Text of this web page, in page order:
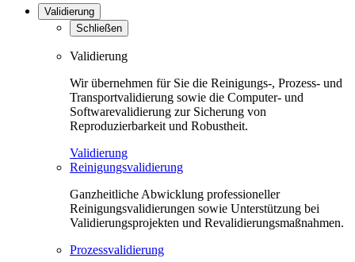
Validierung
Schließen
Validierung
Wir übernehmen für Sie die Reinigungs-, Prozess- und
Transportvalidierung sowie die Computer- und
Softwarevalidierung zur Sicherung von
Reproduzierbarkeit und Robustheit.
Validierung
Reinigungsvalidierung
Ganzheitliche Abwicklung professioneller
Reinigungsvalidierungen sowie Unterstützung bei
Validierungsprojekten und Revalidierungsmaßnahmen.
Prozessvalidierung